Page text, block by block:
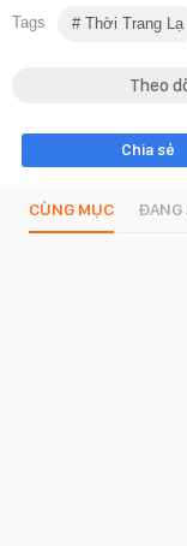
Tags Thời Trang Lạ
Theo
Chia sẻ
CÙNG MỤC ĐANG